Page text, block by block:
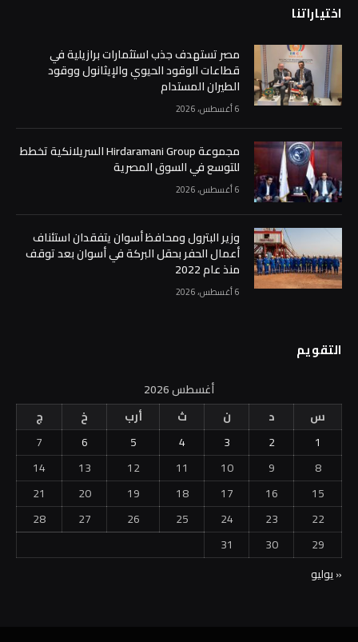
اختياراتنا
مصر تستهدف جذب استثمارات برازيلية في
قطاعات الوقود الحيوي والإيثانول ووقود
الطيران المستدام
6 أغسطس، 2026
مجموعة Hirdaramani Group السريلانكية تخطط
للتوسع في السوق المصرية
6 أغسطس، 2026
وزير البترول ومحافظ أسوان يتفقدان استئناف
أعمال الحفر بحقل البركة في أسوان بعد توقف
منذ عام 2022
6 أغسطس، 2026
التقويم
أغسطس 2026
س
د ن ث أرب خ
ج
1
2
3
4
5
6
7
8
9
10
11
12
13
14
15
16
17
18
19
20
21
22
23
24
25
26
27
28
29
30
31
« يوليو